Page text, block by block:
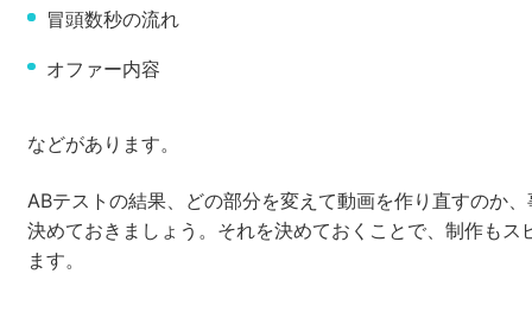
冒頭数秒の流れ
オファー内容
などがあります。
ABテストの結果、どの部分を変えて動画を作り直すのか
決めておきましょう。それを決めておくことで、制作もス
ます。